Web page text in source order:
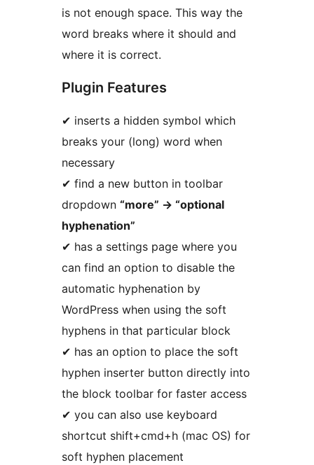
is not enough space. This way the
word breaks where it should and
where it is correct.
Plugin Features
✔ inserts a hidden symbol which
breaks your (long) word when
necessary
✔ find a new button in toolbar
dropdown “more” → “optional
hyphenation”
✔ has a settings page where you
can find an option to disable the
automatic hyphenation by
WordPress when using the soft
hyphens in that particular block
✔ has an option to place the soft
hyphen inserter button directly into
the block toolbar for faster access
✔ you can also use keyboard
shortcut shift+cmd+h (mac OS) for
soft hyphen placement